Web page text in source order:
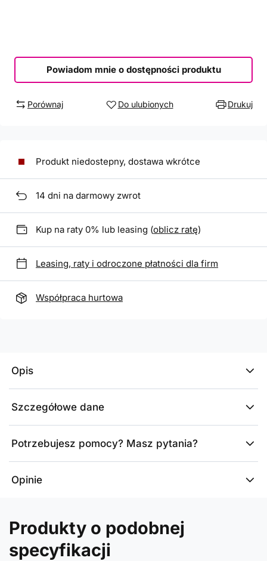
Powiadom mnie o dostępności produktu
Porównaj Do ulubionych Drukuj
Produkt niedostepny, dostawa wkrótce
14 dni na darmowy zwrot
Kup na raty 0% lub leasing (oblicz ratę)
Leasing, raty i odroczone płatności dla firm
Współpraca hurtowa
Opis
Szczegółowe dane
Potrzebujesz pomocy? Masz pytania?
Opinie
Produkty o podobnej
specyfikacji